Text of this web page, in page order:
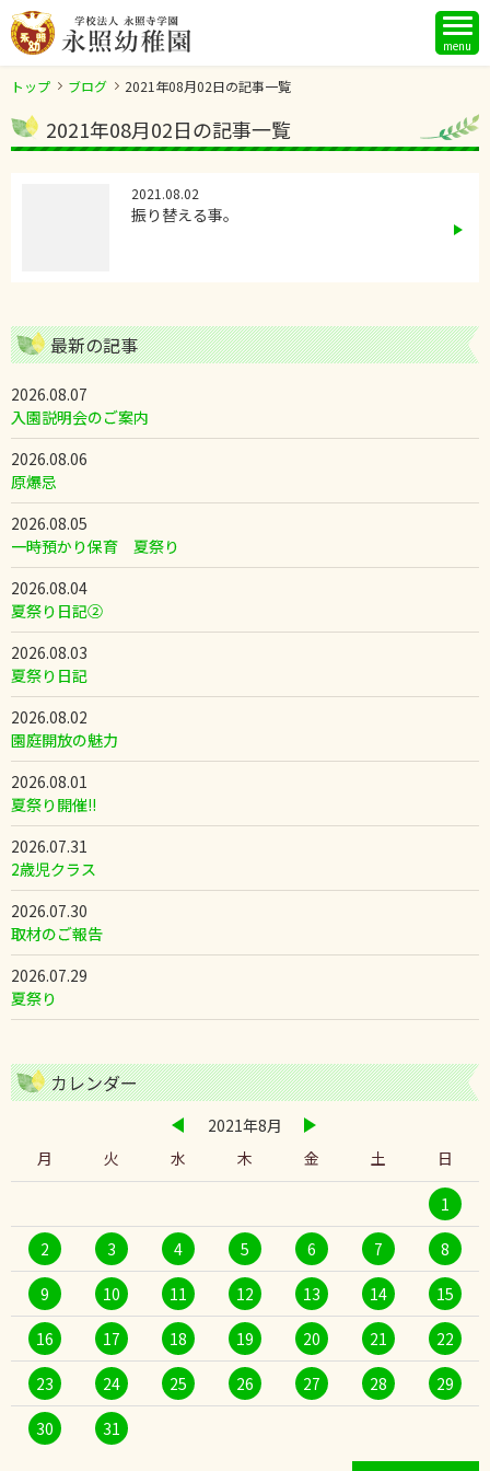
menu
トップ ブログ 2021年08月02日の記事一覧
2021年08月02日の記事一覧
2021.08.02
振り替える事。
最新の記事
2026.08.07
入園説明会のご案内
2026.08.06
原爆忌
2026.08.05
一時預かり保育 夏祭り
2026.08.04
夏祭り日記②
2026.08.03
夏祭り日記
2026.08.02
園庭開放の魅力
2026.08.01
夏祭り開催!!
2026.07.31
2歳児クラス
2026.07.30
取材のご報告
2026.07.29
夏祭り
カレンダー
2021年8月
月
火 水 木 金 土 日
1
2 3 4 5 6 7 8
9 10 11 12 13 14 15
16 17 18 19 20 21 22
23 24 25 26 27 28 29
30 31